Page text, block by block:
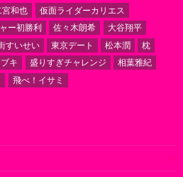
宮和也
仮面ライダーカリエス
ー初勝利 佐々木朗希
大谷翔平
すいせい 東京デート 松本潤
枕
キ 盛りすぎチャレンジ
相葉雅紀
飛べ！イサミ